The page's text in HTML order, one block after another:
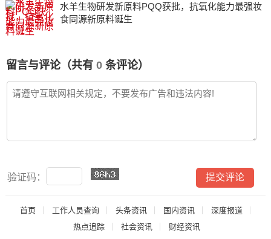
水羊生物研发新原料PQQ获批，抗氧化能力最强妆
食同源新原料诞生
留言与评论（共有 0条评论）
验证码：
首页 工作人员查询 头条资讯 国内资讯
深度报道
热点追踪
社会资讯 财经资讯